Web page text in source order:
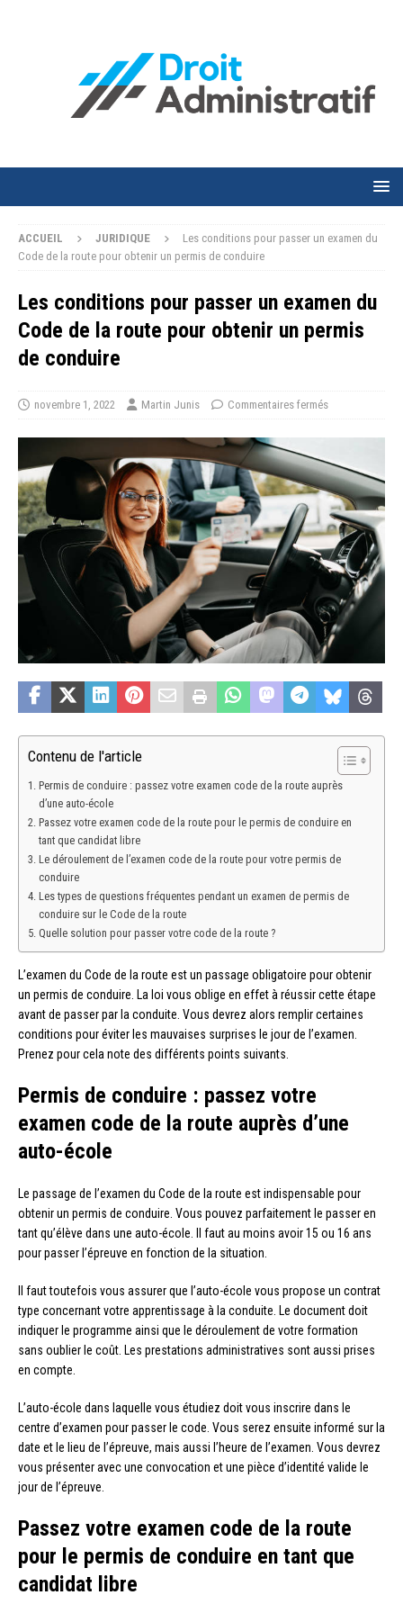
ACCUEIL JURIDIQUE
Les conditions pour passer un examen du
Code de la route pour obtenir un permis de conduire
Les conditions pour passer un examen du
Code de la route pour obtenir un permis
de conduire
novembre 1, 2022 Martin Junis Commentaires fermés
Contenu de l'article
Permis de conduire : passez votre examen code de la route auprès
d’une auto-école
Passez votre examen code de la route pour le permis de conduire en
tant que candidat libre
Le déroulement de l’examen code de la route pour votre permis de
conduire
Les types de questions fréquentes pendant un examen de permis de
conduire sur le Code de la route
Quelle solution pour passer votre code de la route ?
L’examen du Code de la route est un passage obligatoire pour obtenir
un permis de conduire. La loi vous oblige en effet à réussir cette étape
avant de passer par la conduite. Vous devrez alors remplir certaines
conditions pour éviter les mauvaises surprises le jour de l’examen.
Prenez pour cela note des différents points suivants.
Permis de conduire : passez votre
examen code de la route auprès d’une
auto-école
Le passage de l’examen du Code de la route est indispensable pour
obtenir un permis de conduire. Vous pouvez parfaitement le passer en
tant qu’élève dans une auto-école. Il faut au moins avoir 15 ou 16 ans
pour passer l’épreuve en fonction de la situation.
Il faut toutefois vous assurer que l’auto-école vous propose un contrat
type concernant votre apprentissage à la conduite. Le document doit
indiquer le programme ainsi que le déroulement de votre formation
sans oublier le coût. Les prestations administratives sont aussi prises
en compte.
L’auto-école dans laquelle vous étudiez doit vous inscrire dans le
centre d’examen pour passer le code. Vous serez ensuite informé sur la
date et le lieu de l’épreuve, mais aussi l’heure de l’examen. Vous devrez
vous présenter avec une convocation et une pièce d’identité valide le
jour de l’épreuve.
Passez votre examen code de la route
pour le permis de conduire en tant que
candidat libre